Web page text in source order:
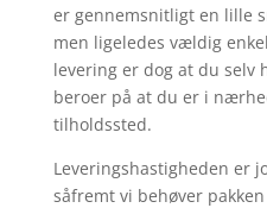
er gennemsnitligt en lille
men ligeledes vældig
levering er dog at du selv
beroer på at du er i
tilholdssted.
Leveringshastigheden er
såfremt vi behøver